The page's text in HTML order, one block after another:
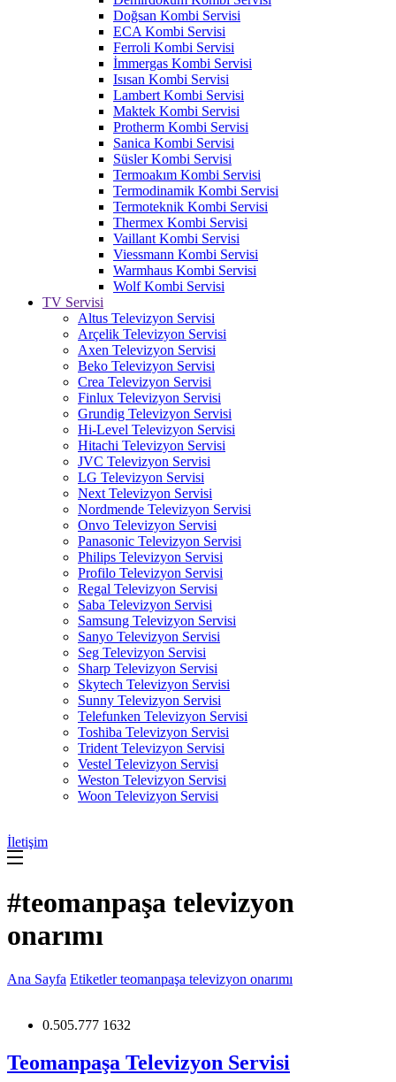
Doğsan Kombi Servisi
ECA Kombi Servisi
Ferroli Kombi Servisi
İmmergas Kombi Servisi
Isısan Kombi Servisi
Lambert Kombi Servisi
Maktek Kombi Servisi
Protherm Kombi Servisi
Sanica Kombi Servisi
Süsler Kombi Servisi
Termoakım Kombi Servisi
Termodinamik Kombi Servisi
Termoteknik Kombi Servisi
Thermex Kombi Servisi
Vaillant Kombi Servisi
Viessmann Kombi Servisi
Warmhaus Kombi Servisi
Wolf Kombi Servisi
TV Servisi
Altus Televizyon Servisi
Arçelik Televizyon Servisi
Axen Televizyon Servisi
Beko Televizyon Servisi
Crea Televizyon Servisi
Finlux Televizyon Servisi
Grundig Televizyon Servisi
Hi-Level Televizyon Servisi
Hitachi Televizyon Servisi
JVC Televizyon Servisi
LG Televizyon Servisi
Next Televizyon Servisi
Nordmende Televizyon Servisi
Onvo Televizyon Servisi
Panasonic Televizyon Servisi
Philips Televizyon Servisi
Profilo Televizyon Servisi
Regal Televizyon Servisi
Saba Televizyon Servisi
Samsung Televizyon Servisi
Sanyo Televizyon Servisi
Seg Televizyon Servisi
Sharp Televizyon Servisi
Skytech Televizyon Servisi
Sunny Televizyon Servisi
Telefunken Televizyon Servisi
Toshiba Televizyon Servisi
Trident Televizyon Servisi
Vestel Televizyon Servisi
Weston Televizyon Servisi
Woon Televizyon Servisi
İletişim
#teomanpaşa televizyon
onarımı
Ana Sayfa Etiketlerteomanpaşa televizyon onarımı
0.505.777 1632
Teomanpaşa Televizyon Servisi